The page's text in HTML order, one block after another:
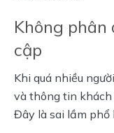
Không
cập
Khi quá nhiều
và thông tin khách
Đây là sai lầm phổ